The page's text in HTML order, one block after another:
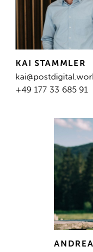
KAI STAMMLER
+49 177 33 685 91